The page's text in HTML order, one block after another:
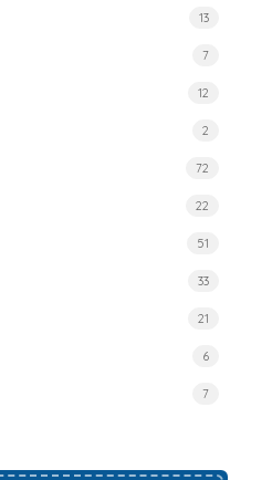
13
7
12
2
72
22
51
33
21
6
7